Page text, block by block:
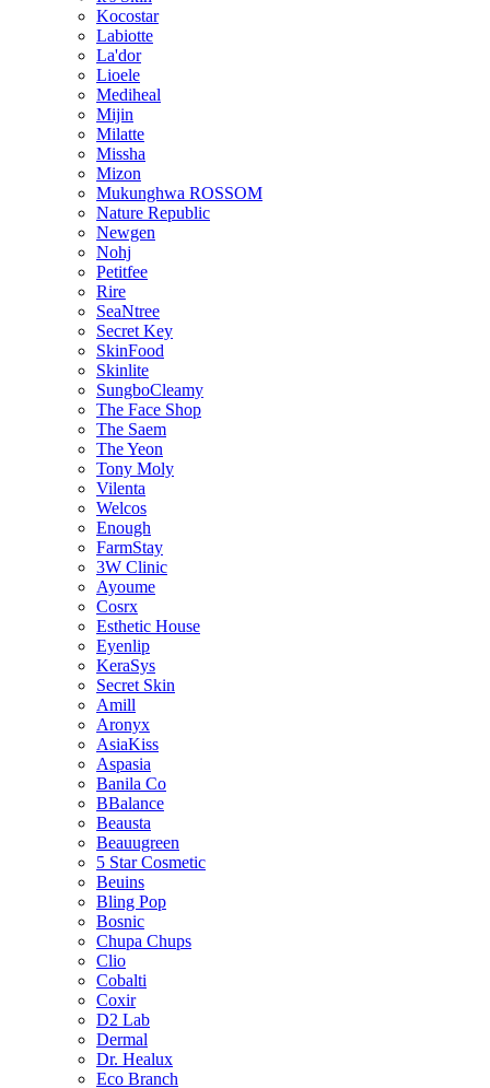
Kocostar
Labiotte
La'dor
Lioele
Mediheal
Mijin
Milatte
Missha
Mizon
Mukunghwa ROSSOM
Nature Republic
Newgen
Nohj
Petitfee
Rire
SeaNtree
Secret Key
SkinFood
Skinlite
SungboCleamy
The Face Shop
The Saem
The Yeon
Tony Moly
Vilenta
Welcos
Enough
FarmStay
3W Clinic
Ayoume
Cosrx
Esthetic House
Eyenlip
KeraSys
Secret Skin
Amill
Aronyx
AsiaKiss
Aspasia
Banila Co
BBalance
Beausta
Beauugreen
5 Star Cosmetic
Beuins
Bling Pop
Bosnic
Chupa Chups
Clio
Cobalti
Coxir
D2 Lab
Dermal
Dr. Healux
Eco Branch